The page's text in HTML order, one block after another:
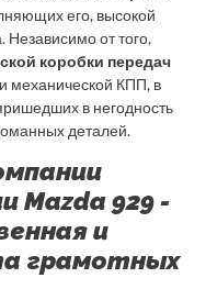
его, высокой
Независимо от того,
коробки передач
механической КПП, в
в негодность
деталей.
Mazda 929 -
и
грамотных